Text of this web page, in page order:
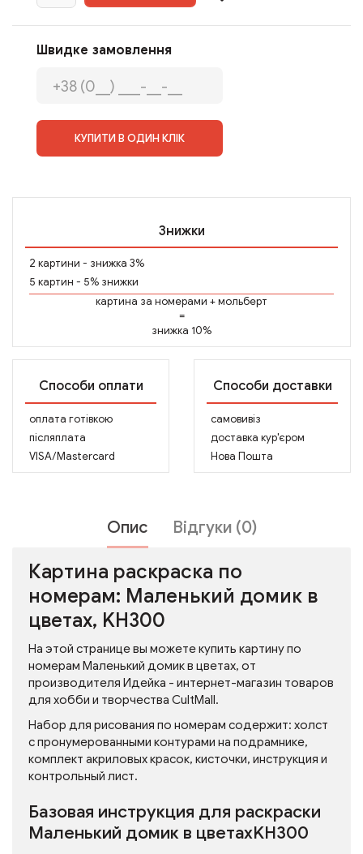
Швидке замовлення
КУПИТИ В ОДИН КЛІК
Знижки
2 картини - знижка 3%
5 картин - 5% знижки
картина за номерами +мольберт
=
знижка 10%
Способи оплати
оплата готівкою
післяплата
VISA/Mastercard
Способи доставки
самовивіз
доставка кур'єром
Нова Пошта
Опис Відгуки (0)
Картина раскраска по
номерам: Маленький домик в
цветах, KH300
На этой странице вы можете купить картину по
номерам Маленький домик в цветах, от
производителя Идейка - интернет-магазин товаров
для хобби и творчества CultMall.
Набор для рисования по номерам содержит: холст
с пронумерованными контурами на подрамнике,
комплект акриловых красок, кисточки, инструкция и
контрольный лист.
Базовая инструкция для раскраски
Маленький домик в цветахKH300